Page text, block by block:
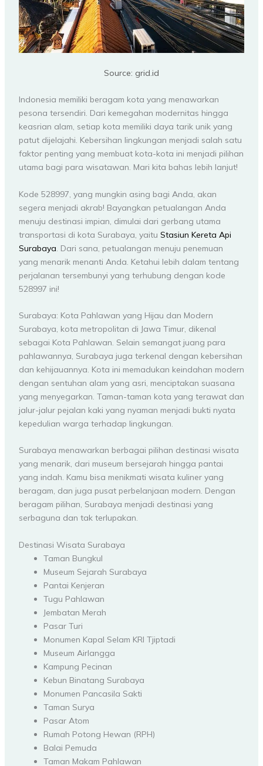
Source: grid.id
Indonesia memiliki beragam kota yang menawarkan
pesona tersendiri. Dari kemegahan modernitas hingga
keasrian alam, setiap kota memiliki daya tarik unik yang
patut dijelajahi. Kebersihan lingkungan menjadi salah satu
faktor penting yang membuat kota-kota ini menjadi pilihan
utama bagi para wisatawan. Mari kita bahas lebih lanjut!
Kode 528997, yang mungkin asing bagi Anda, akan
segera menjadi akrab! Bayangkan petualangan Anda
menuju destinasi impian, dimulai dari gerbang utama
transportasi di kota Surabaya, yaitu Stasiun Kereta Api
Surabaya . Dari sana, petualangan menuju penemuan
yang menarik menanti Anda. Ketahui lebih dalam tentang
perjalanan tersembunyi yang terhubung dengan kode
528997 ini!
Surabaya: Kota Pahlawan yang Hijau dan Modern
Surabaya, kota metropolitan di Jawa Timur, dikenal
sebagai Kota Pahlawan. Selain semangat juang para
pahlawannya, Surabaya juga terkenal dengan kebersihan
dan kehijauannya. Kota ini memadukan keindahan modern
dengan sentuhan alam yang asri, menciptakan suasana
yang menyegarkan. Taman-taman kota yang terawat dan
jalur-jalur pejalan kaki yang nyaman menjadi bukti nyata
kepedulian warga terhadap lingkungan.
Surabaya menawarkan berbagai pilihan destinasi wisata
yang menarik, dari museum bersejarah hingga pantai
yang indah. Kamu bisa menikmati wisata kuliner yang
beragam, dan juga pusat perbelanjaan modern. Dengan
beragam pilihan, Surabaya menjadi destinasi yang
serbaguna dan tak terlupakan.
Destinasi Wisata Surabaya
Taman Bungkul
Museum Sejarah Surabaya
Pantai Kenjeran
Tugu Pahlawan
Jembatan Merah
Pasar Turi
Monumen Kapal Selam KRI Tjiptadi
Museum Airlangga
Kampung Pecinan
Kebun Binatang Surabaya
Monumen Pancasila Sakti
Taman Surya
Pasar Atom
Rumah Potong Hewan (RPH)
Balai Pemuda
Taman Makam Pahlawan